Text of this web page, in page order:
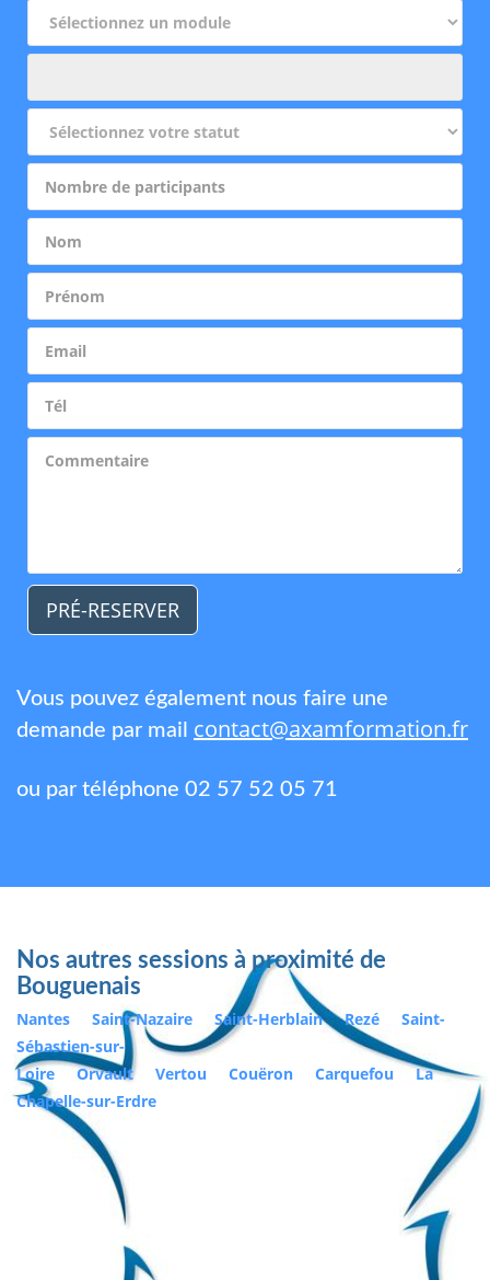
PRÉ-RESERVER
Vous pouvez également nous faire une
demande par mail contact@axamformation.fr
ou par téléphone 02 57 52 05 71
Nos autres sessions à proximité de
Bouguenais
Nantes Saint-Nazaire Saint-Herblain Rezé
Saint-
Sébastien-sur-
Loire
Orvault Vertou Couëron Carquefou
La
Chapelle-sur-Erdre